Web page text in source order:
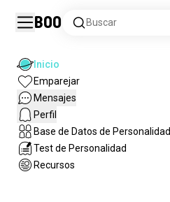
Boo Buscar
Inicio
Emparejar
Mensajes
Perfil
Base de Datos de Personalidad
Test de Personalidad
Recursos